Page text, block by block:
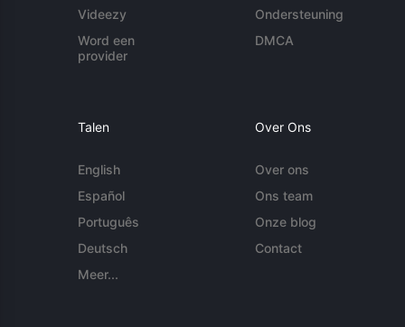
Videezy
Word een
provider
Ondersteuning
DMCA
Talen
English
Español
Português
Deutsch
Meer...
Over Ons
Over ons
Ons team
Onze blog
Contact